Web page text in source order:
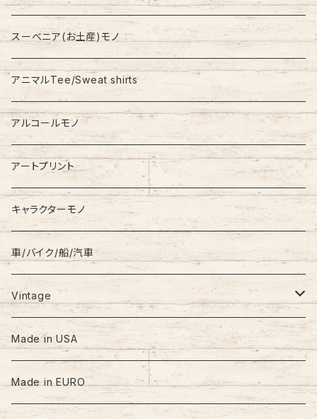
Nylon Jacket
Stadium Jumper
Down Jacket
Coat
NIKE
RALPH LAUREN
TOMMY HILFIGER
Levi’s
スーベニア(お土産)モノ
アニマルTee/Sweat shirts
アルコールモノ
アートプリント
キャラクターモノ
車/バイク/船/汽車
Vintage
60s-70s
80s
Made in USA
Made in EURO